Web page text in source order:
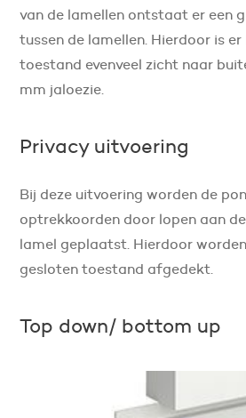
van de lamellen ontstaat er een
tussen de lamellen. Hierdoor is er
toestand evenveel zicht naar
mm jaloezie.
Privacy uitvoering
Bij deze uitvoering worden de
optrekkoorden door lopen aan
lamel geplaatst. Hierdoor
gesloten toestand afgedekt.
Top down/ bottom up